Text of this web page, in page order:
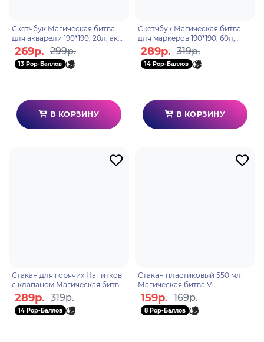
Скетчбук Магическая битва
для акварели 190*190, 20л, акв.
бумага 200гр
269р. 299р.
13 Pop-Баллов
В КОРЗИНУ
Скетчбук Магическая битва
для маркеров 190*190, 60л,
офсет 160гр
289р. 319р.
14 Pop-Баллов
В КОРЗИНУ
Стакан для горячих Напитков
с клапаном Магическая битва
450мл.
289р. 319р.
14 Pop-Баллов
Стакан пластиковый 550 мл.
Магическая битва V1
159р. 169р.
8 Pop-Баллов